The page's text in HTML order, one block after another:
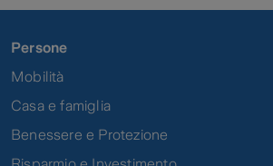
Persone
Mobilità
Casa e famiglia
Benessere e Protezione